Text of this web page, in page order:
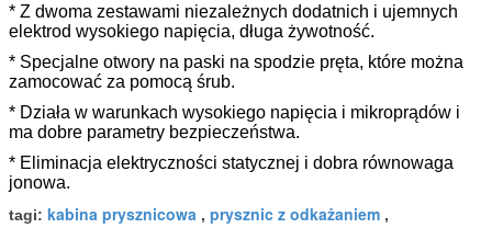
* Z dwoma zestawami niezależnych dodatnich i ujemnych
elektrod wysokiego napięcia, długa żywotność.
* Specjalne otwory na paski na spodzie pręta, które można
zamocować za pomocą śrub.
* Działa w warunkach wysokiego napięcia i mikroprądów i
ma dobre parametry bezpieczeństwa.
* Eliminacja elektryczności statycznej i dobra równowaga
jonowa.
tagi: kabina prysznicowa , prysznic z odkażaniem ,